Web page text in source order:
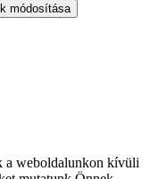
módosítása
a weboldalunkon kívüli